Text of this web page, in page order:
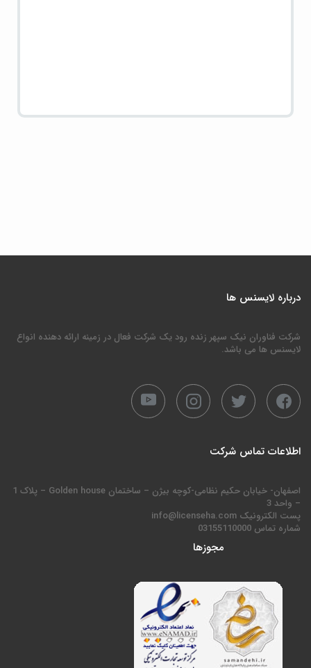
درباره لایسنس ها
شرکت فناوران نیک سپهر زنده رود یک شرکت فعال در زمینه ارائه دهنده انواع
لایسنس ها می باشد.
اطلاعات تماس شرکت
اصفهان- خیابان حکیم نظامی-کوچه بیژن – ساختمان Golden house – پلاک 1
– واحد 3
پست الکترونیک info@licenseha.com
شماره تماس 03155110000
مجوزها